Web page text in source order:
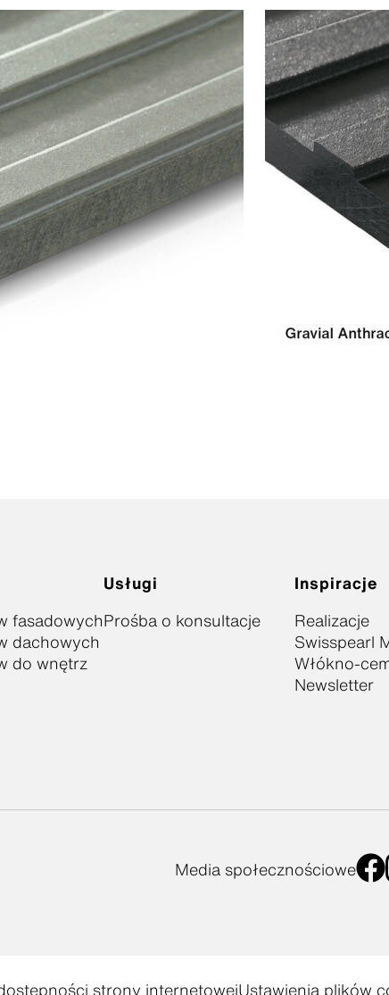
fasadowych
dachowych
do wnętrz
Usługi
Prośba o konsultacje
Inspiracje
Realizacje
Swisspearl
Włókno-
Newsletter
Media społecznościowe
strony internetowejUstawienia plików